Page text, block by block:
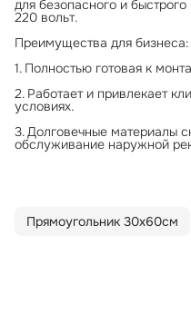
для безопасного и
220 вольт.
Преимущества для бизнеса:
1. Полностью готовая к
2. Работает и привлекает
условиях.
3. Долговечные материалы
обслуживание наружной
Прямоугольник 30х60см